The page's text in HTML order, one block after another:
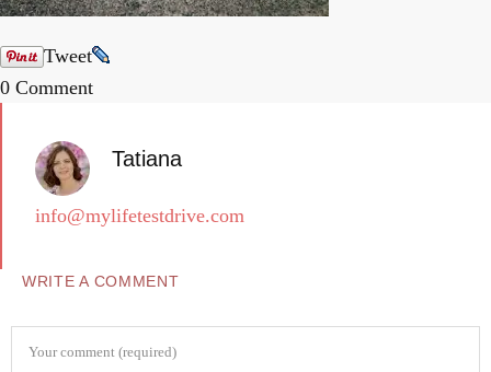
Tweet
0 Comment
Tatiana
info@mylifetestdrive.com
WRITE A COMMENT